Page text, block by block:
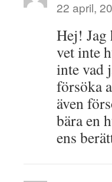
22 april,
Hej! Jag
vet inte
inte vad
försöka
även
bära en
ens